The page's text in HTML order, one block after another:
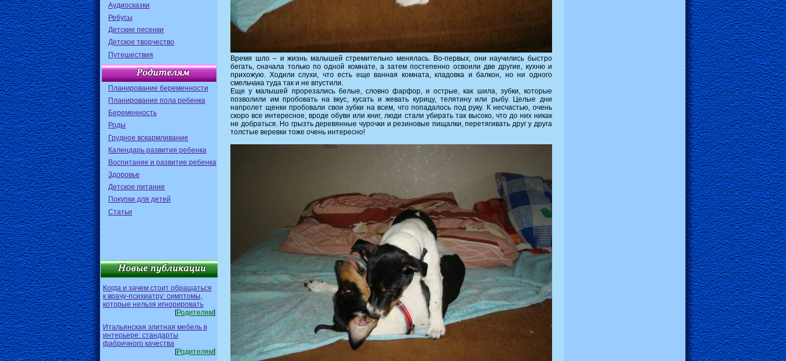
Аудиосказки
Ребусы
Детские песенки
Детское творчество
Путешествия
Планирование беременности
Планирование пола ребенка
Беременность
Роды
Грудное вскармливание
Календарь развития ребенка
Воспитание и развитие ребенка
Здоровье
Детское питание
Покупки для детей
Статьи
Когда и зачем стоит обращаться
к врачу-психиатру: симптомы,
которые нельзя игнорировать
[Родителям]
Итальянская элитная мебель в
интерьере: стандарты
фабричного качества
[Родителям]
Время шло – и жизнь малышей стремительно менялась. Во-первых, они научились быстро
бегать, сначала только по одной комнате, а затем постепенно освоили две другие, кухню и
прихожую. Ходили слухи, что есть еще ванная комната, кладовка и балкон, но ни одного
смельчака туда так и не впустили.
Еще у малышей прорезались белые, словно фарфор, и острые, как шила, зубки, которые
позволили им пробовать на вкус, кусать и жевать курицу, телятину или рыбу. Целые дни
напролет щенки пробовали свои зубки на всем, что попадалось под руку. К несчастью, очень
скоро все интересное, вроде обуви или книг, люди стали убирать так высоко, что до них никак
не добраться. Но грызть деревянные чурочки и резиновые пищалки, перетягивать друг у друга
толстые веревки тоже очень интересно!